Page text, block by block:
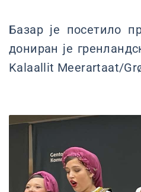
Базар је посетило
дониран је
Kalaallit Meerartaat/